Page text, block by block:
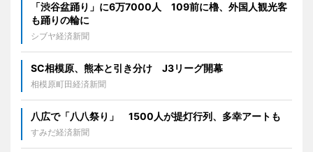
「渋谷盆踊り」に6万7000人 109前に櫓、外国人観光客
も踊りの輪に
シブヤ経済新聞
SC相模原、熊本と引き分け J3リーグ開幕
相模原町田経済新聞
八広で「八八祭り」 1500人が提灯行列、多幸アートも
すみだ経済新聞